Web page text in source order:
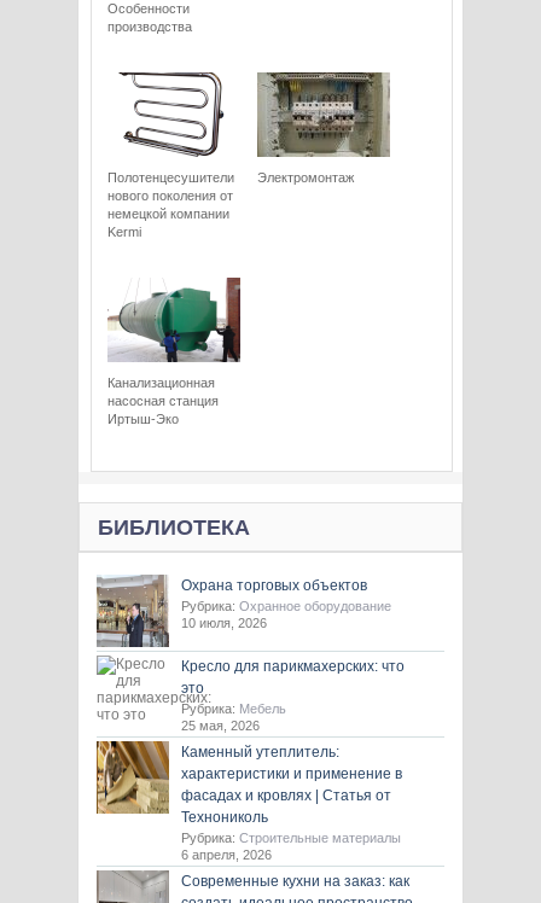
Особенности
производства
Полотенцесушители
нового поколения от
немецкой компании
Kermi
Электромонтаж
Канализационная
насосная станция
Иртыш-Эко
БИБЛИОТЕКА
Охрана торговых объектов
Рубрика: Охранное оборудование
10 июля, 2026
Кресло для парикмахерских: что
это
Рубрика: Мебель
25 мая, 2026
Каменный утеплитель:
характеристики и применение в
фасадах и кровлях | Статья от
Технониколь
Рубрика: Строительные материалы
6 апреля, 2026
Современные кухни на заказ: как